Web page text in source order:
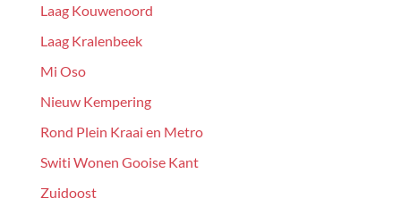
Laag Kouwenoord
Laag Kralenbeek
Mi Oso
Nieuw Kempering
Rond Plein Kraai en Metro
Switi Wonen Gooise Kant
Zuidoost